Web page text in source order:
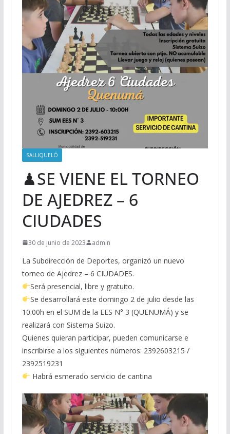
SALLIQUELÓ
♟SE VIENE EL TORNEO
DE AJEDREZ – 6
CIUDADES
30 de junio de 2023 admin
La Subdirección de Deportes, organizó un nuevo
torneo de Ajedrez – 6 CIUDADES.
Será presencial, libre y gratuito.
Se desarrollará este domingo 2 de julio desde las
10:00h en el SUM de la EES N° 3 (QUENUMÁ) y se
realizará con Sistema Suizo.
Quienes quieran participar, pueden comunicarse e
inscribirse a los siguientes números: 2392603215 /
2392519231
Habrá esmerado servicio de cantina